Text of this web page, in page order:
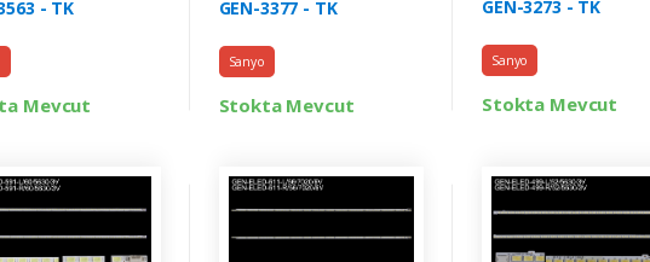
- TK
Mevcut
GEN-3377 - TK
Sanyo
Stokta Mevcut
GEN-3273 - TK
Sanyo
Stokta Mevcut